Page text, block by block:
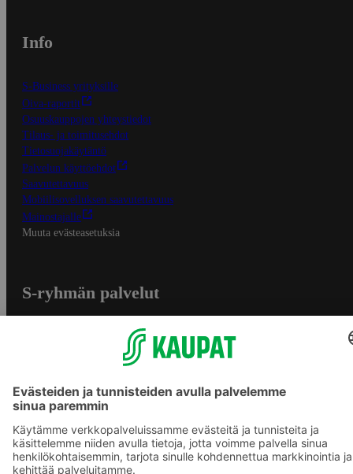
Info
S-Business yrityksille
Oiva-raportit
Osuuskauppojen yhteystiedot
Tilaus- ja toimitusehdot
Tietosuojakäytäntö
Palvelun käyttöehdot
Saavutettavuus
Mobiilisovelluksen saavutettavuus
Mainostajalle
Muuta evästeasetuksia
S-ryhmän palvelut
S-ostoslista -sovellus
Prisma.fi
Sokos.fi
S-Pankki
Yhteishyvä